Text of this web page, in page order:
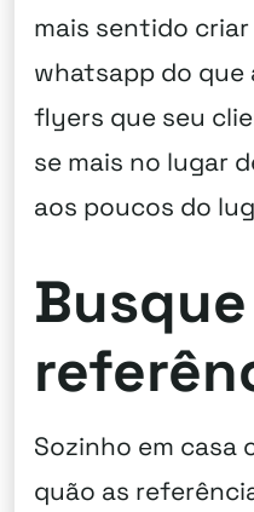
mais sentido
whatsapp do que
flyers que seu
se mais no lugar
aos poucos do
Sozinho em casa
quão as